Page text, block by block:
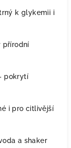
k glykemii i
pokrytí
i pro citlivější
a shaker